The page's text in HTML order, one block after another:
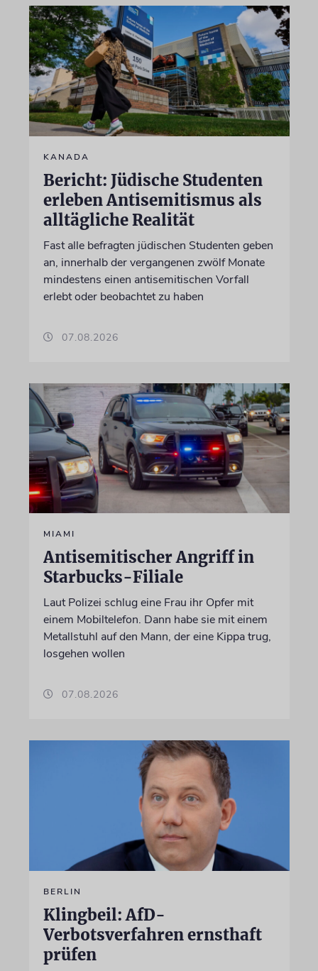
KANADA
Bericht: Jüdische Studenten
erleben Antisemitismus als
alltägliche Realität
Fast alle befragten jüdischen Studenten geben
an, innerhalb der vergangenen zwölf Monate
mindestens einen antisemitischen Vorfall
erlebt oder beobachtet zu haben
07.08.2026
MIAMI
Antisemitischer Angriff in
Starbucks-Filiale
Laut Polizei schlug eine Frau ihr Opfer mit
einem Mobiltelefon. Dann habe sie mit einem
Metallstuhl auf den Mann, der eine Kippa trug,
losgehen wollen
07.08.2026
BERLIN
Klingbeil: AfD-
Verbotsverfahren ernsthaft
prüfen